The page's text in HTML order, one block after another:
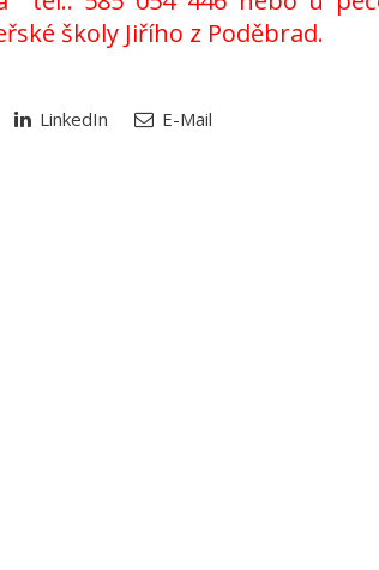
školy Jiřího z Poděbrad.
LinkedIn E-Mail